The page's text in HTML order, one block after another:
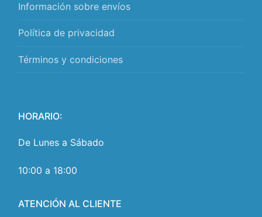
Información sobre envíos
Política de privacidad
Términos y condiciones
HORARIO:
De Lunes a Sábado
10:00 a 18:00
ATENCIÓN AL CLIENTE